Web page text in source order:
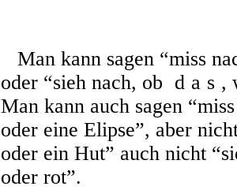
Man kann sagen “miss
oder “sieh nach, ob das ,
Man kann auch sagen
oder eine Elipse”, aber
oder ein Hut” auch nicht
oder rot”.